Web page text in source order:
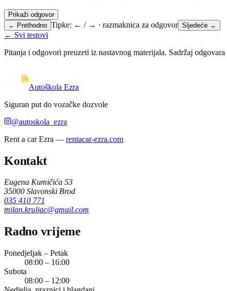
Prikaži odgovor
← Prethodno Tipke: ← / → · razmaknica za odgovor Sljedeće →
← Svi testovi
Pitanja i odgovori preuzeti iz nastavnog materijala. Sadržaj
Autoškola Ezra
Siguran put do vozačke dozvole
@autoskola_ezra
Rent a car Ezra — rentacar-ezra.com
Kontakt
Eugena Kumičića 53
35000 Slavonski Brod
035 410 771
milan.kruljac@gmail.com
Radno vrijeme
Ponedjeljak – Petak
08:00 – 16:00
Subota
08:00 – 12:00